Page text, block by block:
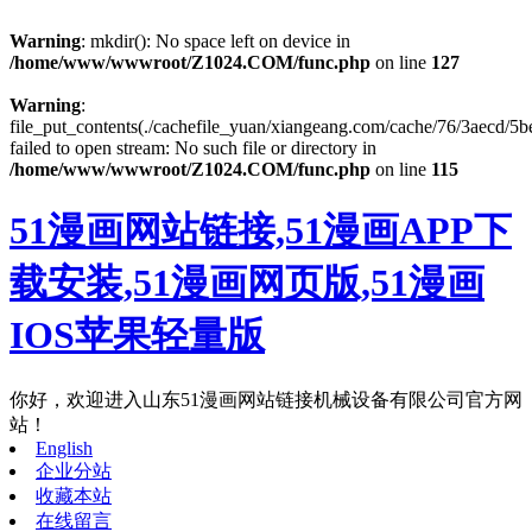
Warning: mkdir(): No space left on device in
/home/www/wwwroot/Z1024.COM/func.php on line 127
Warning:
file_put_contents(./cachefile_yuan/xiangeang.com/cache/76/3aecd/
failed to open stream: No such file or directory in
/home/www/wwwroot/Z1024.COM/func.php on line 115
51漫画网站链接,51漫画APP下
载安装,51漫画网页版,51漫画
IOS苹果轻量版
你好，欢迎进入山东51漫画网站链接机械设备有限公司官方网
站！
English
企业分站
收藏本站
在线留言